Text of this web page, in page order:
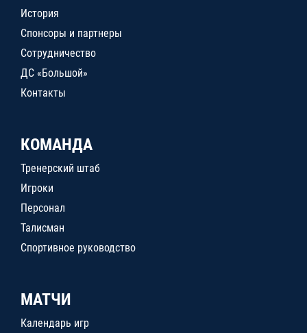
История
Спонсоры и партнеры
Сотрудничество
ДС «Большой»
Контакты
КОМАНДА
Тренерский штаб
Игроки
Персонал
Талисман
Спортивное руководство
МАТЧИ
Календарь игр